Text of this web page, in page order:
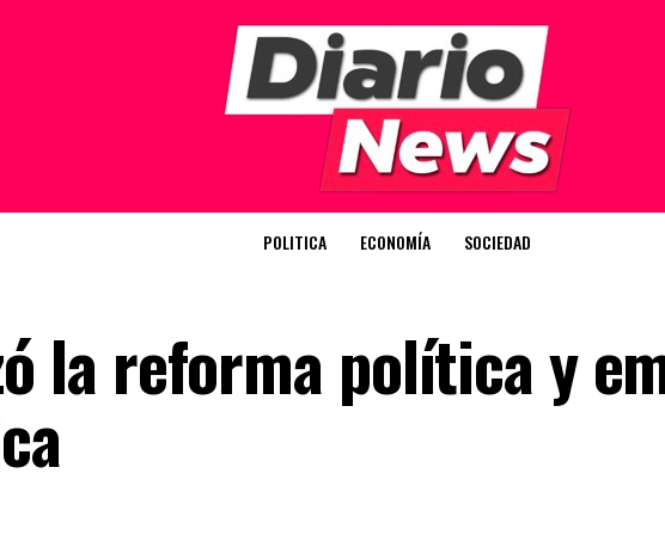
POLITICA ECONOMÍA SOCIEDAD
la reforma política y